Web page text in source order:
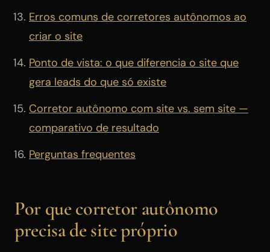
Erros comuns de corretores autônomos ao
criar o site
Ponto de vista: o que diferencia o site que
gera leads do que só existe
Corretor autônomo com site vs. sem site —
comparativo de resultado
Perguntas frequentes
Por que corretor autônomo
precisa de site próprio